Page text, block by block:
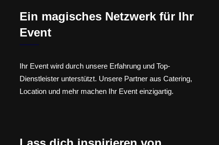
Ein magisches Netzwerk für Ihr
Event
Ihr Event wird durch unsere Erfahrung und Top-
Dienstleister unterstützt. Unsere Partner aus Catering,
Location und mehr machen Ihr Event einzigartig.